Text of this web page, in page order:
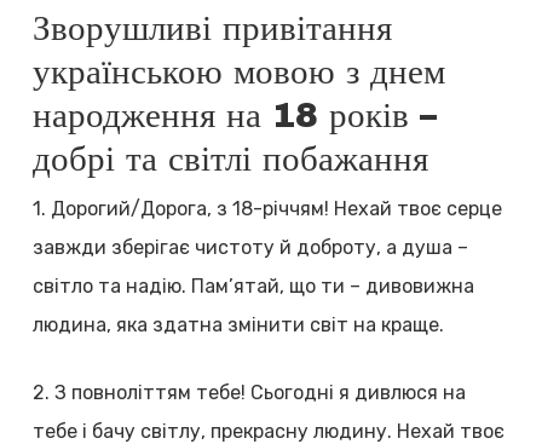
Зворушливі привітання
українською мовою з днем
народження на 18 років –
добрі та світлі побажання
1. Дорогий/Дорога, з 18-річчям! Нехай твоє серце
завжди зберігає чистоту й доброту, а душа –
світло та надію. Пам’ятай, що ти – дивовижна
людина, яка здатна змінити світ на краще.
2. З повноліттям тебе! Сьогодні я дивлюся на
тебе і бачу світлу, прекрасну людину. Нехай твоє